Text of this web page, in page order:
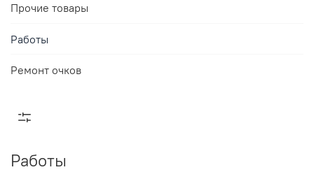
Работы
Прочие товары
Работы
Ремонт очков